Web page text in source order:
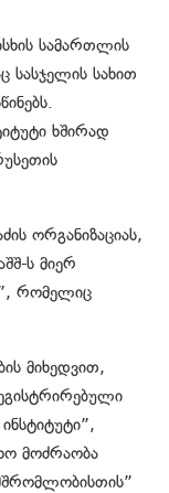
სამართლის
სასჯელის სახით
ხშირად
ორგანიზაციას,
ს მიერ
რომელიც
მიხედვით,
მოძრაობა